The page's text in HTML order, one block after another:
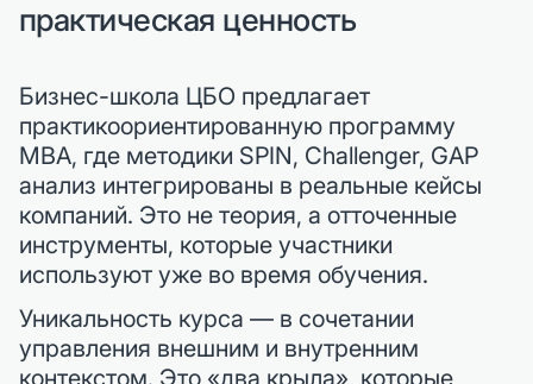
практическая ценность
Бизнес-школа ЦБО предлагает
практикоориентированную программу
MBA, где методики SPIN, Challenger, GAP
анализ интегрированы в реальные кейсы
компаний. Это не теория, а отточенные
инструменты, которые участники
используют уже во время обучения.
Уникальность курса — в сочетании
управления внешним и внутренним